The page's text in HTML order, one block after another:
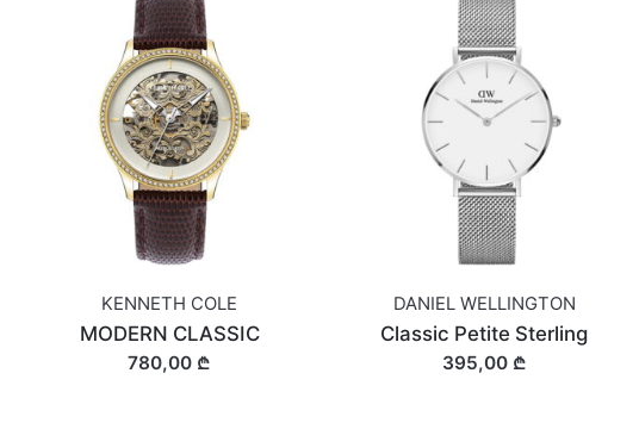
KENNETH COLE
MODERN CLASSIC
780,00 ₾
DANIEL WELLINGTON
Classic Petite Sterling
395,00 ₾